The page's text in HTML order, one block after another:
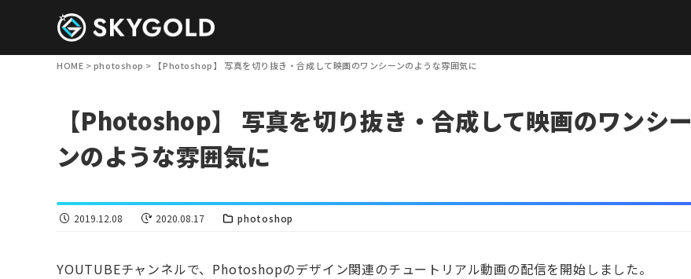
HOME >photoshop > 【Photoshop】 写真を切り抜き・合成して映画のワンシーンのような雰囲気に
【Photoshop】 写真を切り抜き・合成して映画のワンシー
ンのような雰囲気に
2019.12.08 2020.08.17 photoshop
YOUTUBEチャンネルで、Photoshopのデザイン関連のチュートリアル動画の配信を開始しました。